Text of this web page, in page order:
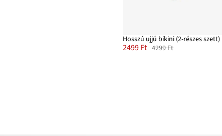
Hosszú ujjú bikini (2-részes szett)
2499 Ft 4299 Ft